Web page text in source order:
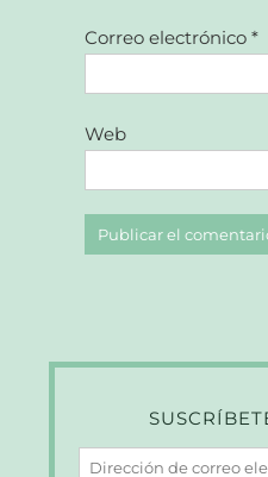
Correo electrónico*
Web
Dirección